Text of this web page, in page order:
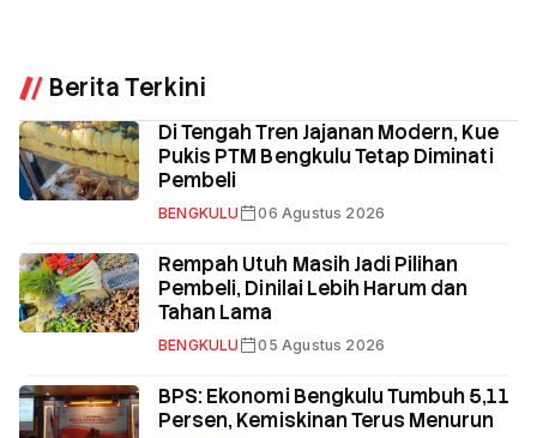
Berita Terkini
Di Tengah Tren Jajanan Modern, Kue
Pukis PTM Bengkulu Tetap Diminati
Pembeli
BENGKULU 06 Agustus 2026
Rempah Utuh Masih Jadi Pilihan
Pembeli, Dinilai Lebih Harum dan
Tahan Lama
BENGKULU 05 Agustus 2026
BPS: Ekonomi Bengkulu Tumbuh 5,11
Persen, Kemiskinan Terus Menurun